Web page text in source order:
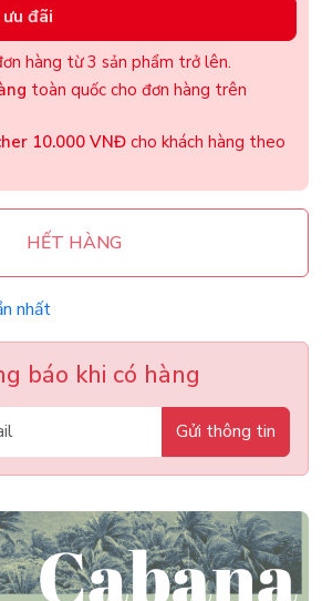
đãi
hàng từ 3 sản phẩm trở lên.
toàn quốc cho đơn hàng trên
10.000 VNĐ cho khách hàng theo
HẾT HÀNG
nhất
báo khi có hàng
Gửi thông tin